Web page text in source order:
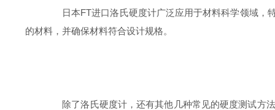
日本FT进口洛氏硬度计广泛应用于材料科学领域，特
的材料，并确保材料符合设计规格。
除了洛氏硬度计，还有其他几种常见的硬度测试方法